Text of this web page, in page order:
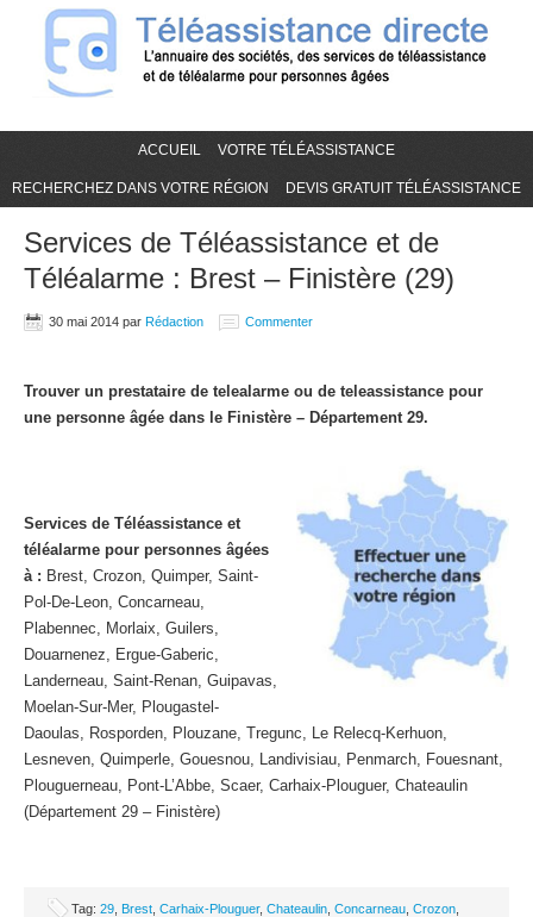
ACCUEIL VOTRE TÉLÉASSISTANCE
RECHERCHEZ DANS VOTRE RÉGION DEVIS GRATUIT TÉLÉASSISTANCE
Services de Téléassistance et de
Téléalarme : Brest – Finistère (29)
30 mai 2014 par Rédaction Commenter
Trouver un prestataire de telealarme ou de teleassistance pour
une personne âgée dans le Finistère – Département 29.
Services de Téléassistance et
téléalarme pour personnes âgées
à : Brest, Crozon, Quimper, Saint-
Pol-De-Leon, Concarneau,
Plabennec, Morlaix, Guilers,
Douarnenez, Ergue-Gaberic,
Landerneau, Saint-Renan, Guipavas,
Moelan-Sur-Mer, Plougastel-
Daoulas, Rosporden, Plouzane, Tregunc, Le Relecq-Kerhuon,
Lesneven, Quimperle, Gouesnou, Landivisiau, Penmarch, Fouesnant,
Plouguerneau, Pont-L’Abbe, Scaer, Carhaix-Plouguer, Chateaulin
(Département 29 – Finistère)
Tag: 29 Brest Carhaix-Plouguer, Chateaulin Concarneau Crozon